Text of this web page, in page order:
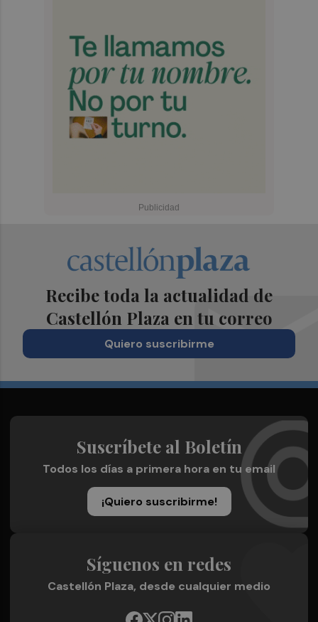
Recibe toda la actualidad de
Castellón Plaza en tu correo
Quiero suscribirme
Suscríbete al Boletín
Todos los días a primera hora en tu email
¡Quiero suscribirme!
Síguenos en redes
Castellón Plaza, desde cualquier medio